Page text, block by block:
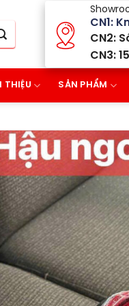
CN1:
CN2:
CN3:
THIỆU SẢN PHẨM